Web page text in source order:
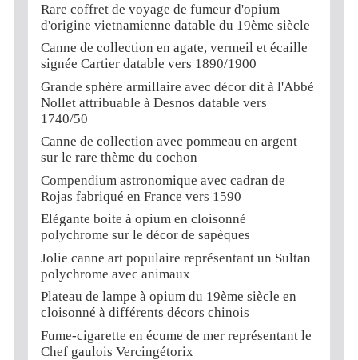
Rare coffret de voyage de fumeur d'opium
d'origine vietnamienne datable du 19ème siècle
Canne de collection en agate, vermeil et écaille
signée Cartier datable vers 1890/1900
Grande sphère armillaire avec décor dit à l'Abbé
Nollet attribuable à Desnos datable vers
1740/50
Canne de collection avec pommeau en argent
sur le rare thème du cochon
Compendium astronomique avec cadran de
Rojas fabriqué en France vers 1590
Elégante boite à opium en cloisonné
polychrome sur le décor de sapèques
Jolie canne art populaire représentant un Sultan
polychrome avec animaux
Plateau de lampe à opium du 19ème siècle en
cloisonné à différents décors chinois
Fume-cigarette en écume de mer représentant le
Chef gaulois Vercingétorix